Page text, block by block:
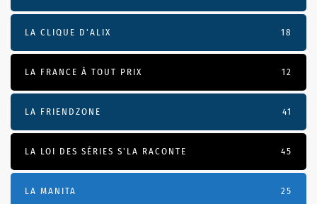
LA CLIQUE D'ALIX 18
LA FRANCE À TOUT PRIX 12
LA FRIENDZONE 41
LA LOI DES SÉRIES S'LA RACONTE 45
LA MANITA 25